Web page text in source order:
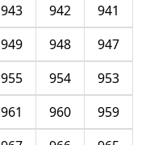
941
942
943
947
948
949
953
954
955
959
960
961